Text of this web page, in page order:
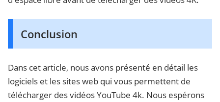
Conclusion
Dans cet article, nous avons présenté en détail les
logiciels et les sites web qui vous permettent de
télécharger des vidéos YouTube 4k. Nous espérons